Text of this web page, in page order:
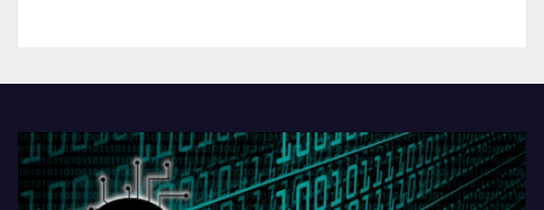
PlayStationeko bideojoko